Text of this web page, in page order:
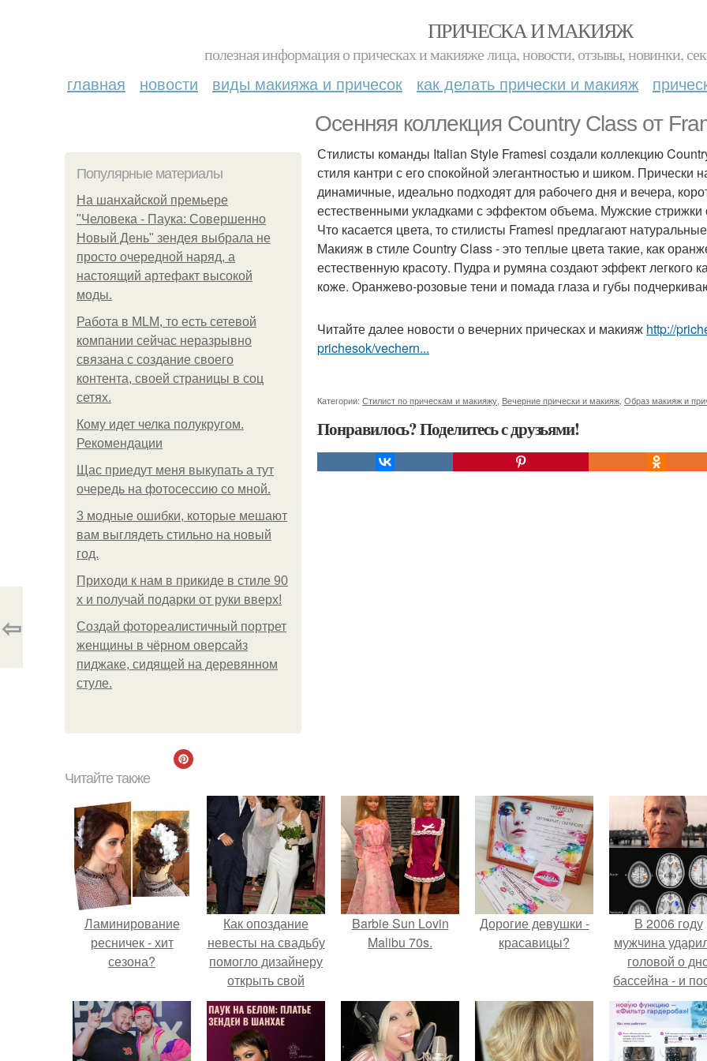
ПРИЧЕСКА И МАКИЯЖ
полезная информация о прическах и макияже лица, новости, отзывы, новинки,
главная новости виды макияжа и причесок как делать прически и макияж
Осенняя коллекция Country Class от
Популярные материалы
На шанхайской премьере
"Человека - Паука: Совершенно
Новый День" зендея выбрала не
просто очередной наряд, а
настоящий артефакт высокой
моды.
Работа в MLM, то есть сетевой
компании сейчас неразрывно
связана с создание своего
контента, своей страницы в соц
сетях.
Кому идет челка полукругом.
Рекомендации
Щас приедут меня выкупать а тут
очередь на фотосессию со мной.
3 модные ошибки, которые мешают
вам выглядеть стильно на новый
год.
Приходи к нам в прикиде в стиле 90
х и получай подарки от руки вверх!
Создай фотореалистичный портрет
женщины в чёрном оверсайз
пиджаке, сидящей на деревянном
стуле.
Стилисты команды Italian Style Framesi создали коллекцию
стиля кантри с его спокойной элегантностью и шиком.
динамичные, идеально подходят для рабочего дня и вечера,
естественными укладками с эффектом объема. Мужские
Что касается цвета, то стилисты Framesi предлагают
Макияж в стиле Country Class - это теплые цвета такие, как
естественную красоту. Пудра и румяна создают эффект легкого
коже. Оранжево-розовые тени и помада глаза и губы
Читайте далее новости о вечерних прическах и макияж http://
prichesok/vechern...
Категории: Стилист по прическам и макияжу Вечерние прически и макияж Образ макияж и
Понравилось? Поделитесь с друзьями!
⇦
Читайте также
Ламинирование
ресничек - хит
сезона?
Как опоздание
невесты на свадьбу
помогло дизайнеру
открыть свой
бренд.
Barbie Sun Lovin
Malibu 70s.
Дорогие девушки -
красавицы?
В 2006 году
мужчина
головой о
бассейна - и
этого его
изменилась
странным